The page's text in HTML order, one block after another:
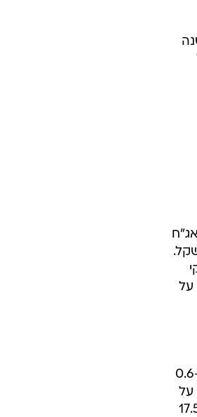
אג"ח
ל-68.3 מיליארד שקל.
על
בחודש אוקטובר הנפיק המגזר העסקי (ללא בנקים וביטוח) אגרות חוב, סחירות כולן, בשווי של כ-0.6
על
השנה, הסתכמו ההנפקות בבורסה בתל אביב של המגזר העסקי בכ-17.5